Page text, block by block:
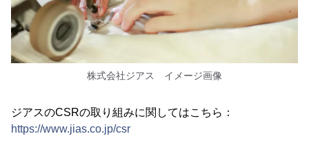
株式会社ジアス イメージ画像
ジアスのCSRの取り組みに関してはこちら：
https://www.jias.co.jp/csr